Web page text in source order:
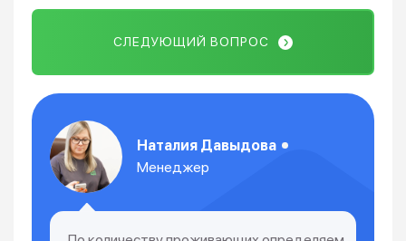
СЛЕДУЮЩИЙ ВОПРОС
Наталия Давыдова
Менеджер